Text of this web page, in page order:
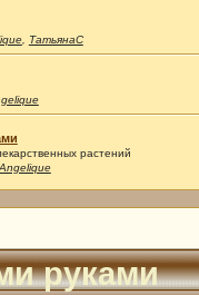
, ТатьянаС
растений
Angelique
руками